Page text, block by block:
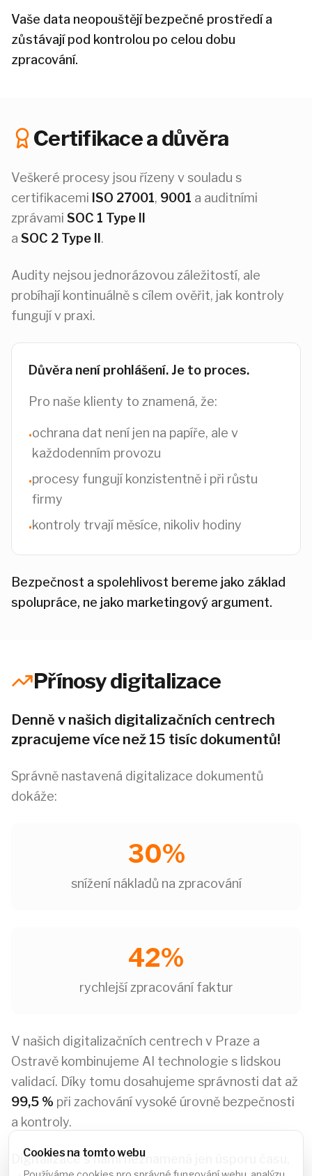
Vaše data neopouštějí bezpečné prostředí a
zůstávají pod kontrolou po celou dobu
zpracování.
Certifikace a důvěra
Veškeré procesy jsou řízeny v souladu s
certifikacemi ISO 27001, 9001 a auditními
zprávami SOC 1 Type II
a SOC 2 Type II .
Audity nejsou jednorázovou záležitostí, ale
probíhají kontinuálně s cílem ověřit, jak kontroly
fungují v praxi.
Důvěra není prohlášení. Je to proces.
Pro naše klienty to znamená, že:
•ochrana dat není jen na papíře, ale v
každodenním provozu
•procesy fungují konzistentně i při růstu
firmy
•kontroly trvají měsíce, nikoliv hodiny
Bezpečnost a spolehlivost bereme jako základ
spolupráce, ne jako marketingový argument.
Přínosy digitalizace
Denně v našich digitalizačních centrech
zpracujeme více než 15 tisíc dokumentů!
Správně nastavená digitalizace dokumentů
dokáže:
30%
snížení nákladů na zpracování
42%
rychlejší zpracování faktur
V našich digitalizačních centrech v Praze a
Ostravě kombinujeme AI technologie s lidskou
validací. Díky tomu dosahujeme správnosti dat až
99,5 % při zachování vysoké úrovně bezpečnosti
a kontroly.
Digitalizace s námi neznamená jen úsporu času,
Cookies na tomto webu